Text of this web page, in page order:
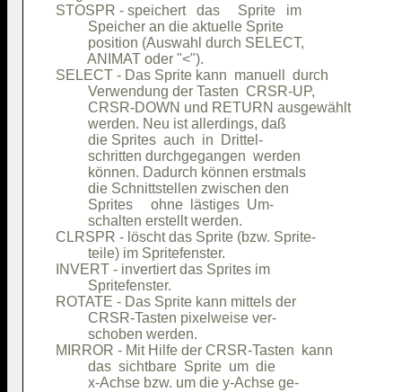
STOSPR - speichert   das     Sprite   im
         Speicher an die aktuelle Sprite
         position (Auswahl durch SELECT,
         ANIMAT oder "<").
SELECT - Das Sprite kann  manuell  durch
         Verwendung der Tasten  CRSR-UP,
         CRSR-DOWN und RETURN ausgewählt
         werden. Neu ist allerdings, daß
         die Sprites  auch  in  Drittel-
         schritten durchgegangen  werden
         können. Dadurch können erstmals
         die Schnittstellen zwischen den
         Sprites     ohne  lästiges  Um-
         schalten erstellt werden.
CLRSPR - löscht das Sprite (bzw. Sprite-
         teile) im Spritefenster.
INVERT - invertiert das Sprites im
         Spritefenster.
ROTATE - Das Sprite kann mittels der
         CRSR-Tasten pixelweise ver-
         schoben werden.
MIRROR - Mit Hilfe der CRSR-Tasten  kann
         das  sichtbare  Sprite  um  die
         x-Achse bzw. um die y-Achse ge-